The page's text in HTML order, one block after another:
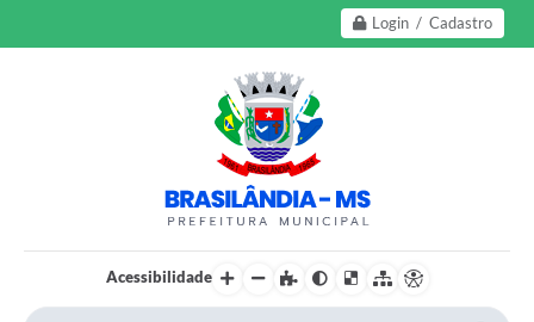
Login / Cadastro
Acessibilidade